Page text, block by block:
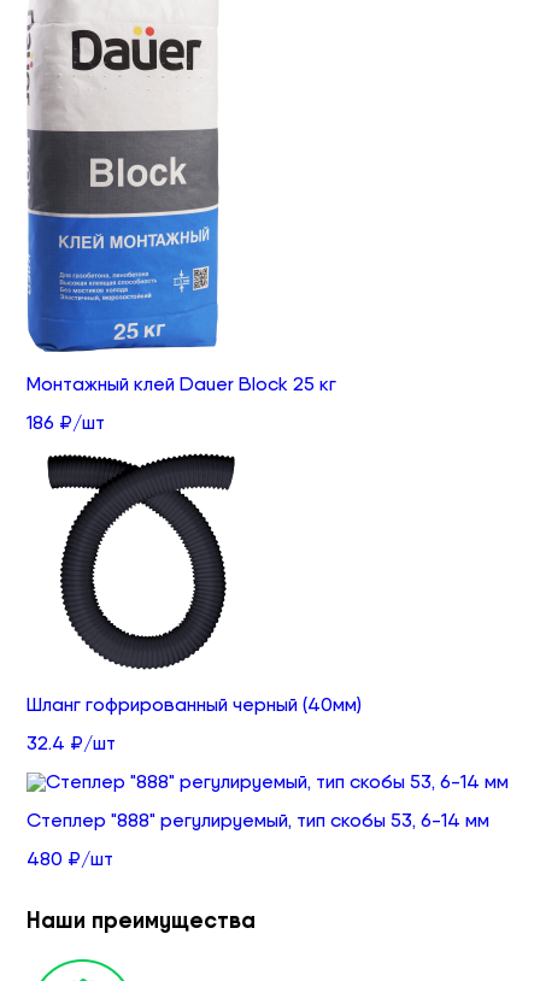
Монтажный клей Dauer Block 25 кг
186 ₽/шт
Шланг гофрированный черный (40мм)
32.4 ₽/шт
Степлер "888" регулируемый, тип скобы 53, 6-14 мм
480 ₽/шт
Наши преимущества